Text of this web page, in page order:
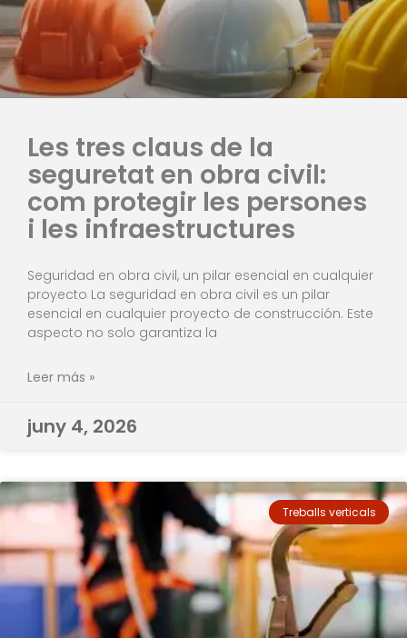
Les tres claus de la
seguretat en obra civil:
com protegir les persones
i les infraestructures
Seguridad en obra civil, un pilar esencial en cualquier
proyecto La seguridad en obra civil es un pilar
esencial en cualquier proyecto de construcción. Este
aspecto no solo garantiza la
Leer más »
juny 4, 2026
Treballs verticals